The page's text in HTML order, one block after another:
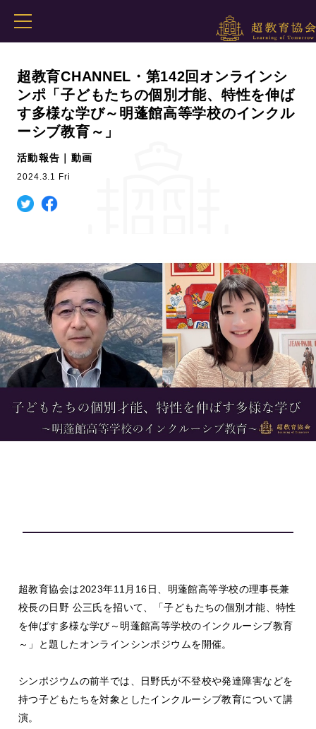
超教育CHANNEL・第142回オンラインシ
ンポ「子どもたちの個別才能、特性を伸ば
す多様な学び～明蓬館高等学校のインクル
ーシブ教育～」
活動報告｜動画
2024.3.1 Fri
超教育協会は2023年11月16日、明蓬館高等学校の理事長兼
校長の日野 公三氏を招いて、「子どもたちの個別才能、特性
を伸ばす多様な学び～明蓬館高等学校のインクルーシブ教育
～」と題したオンラインシンポジウムを開催。
シンポジウムの前半では、日野氏が不登校や発達障害などを
持つ子どもたちを対象としたインクルーシブ教育について講
演。